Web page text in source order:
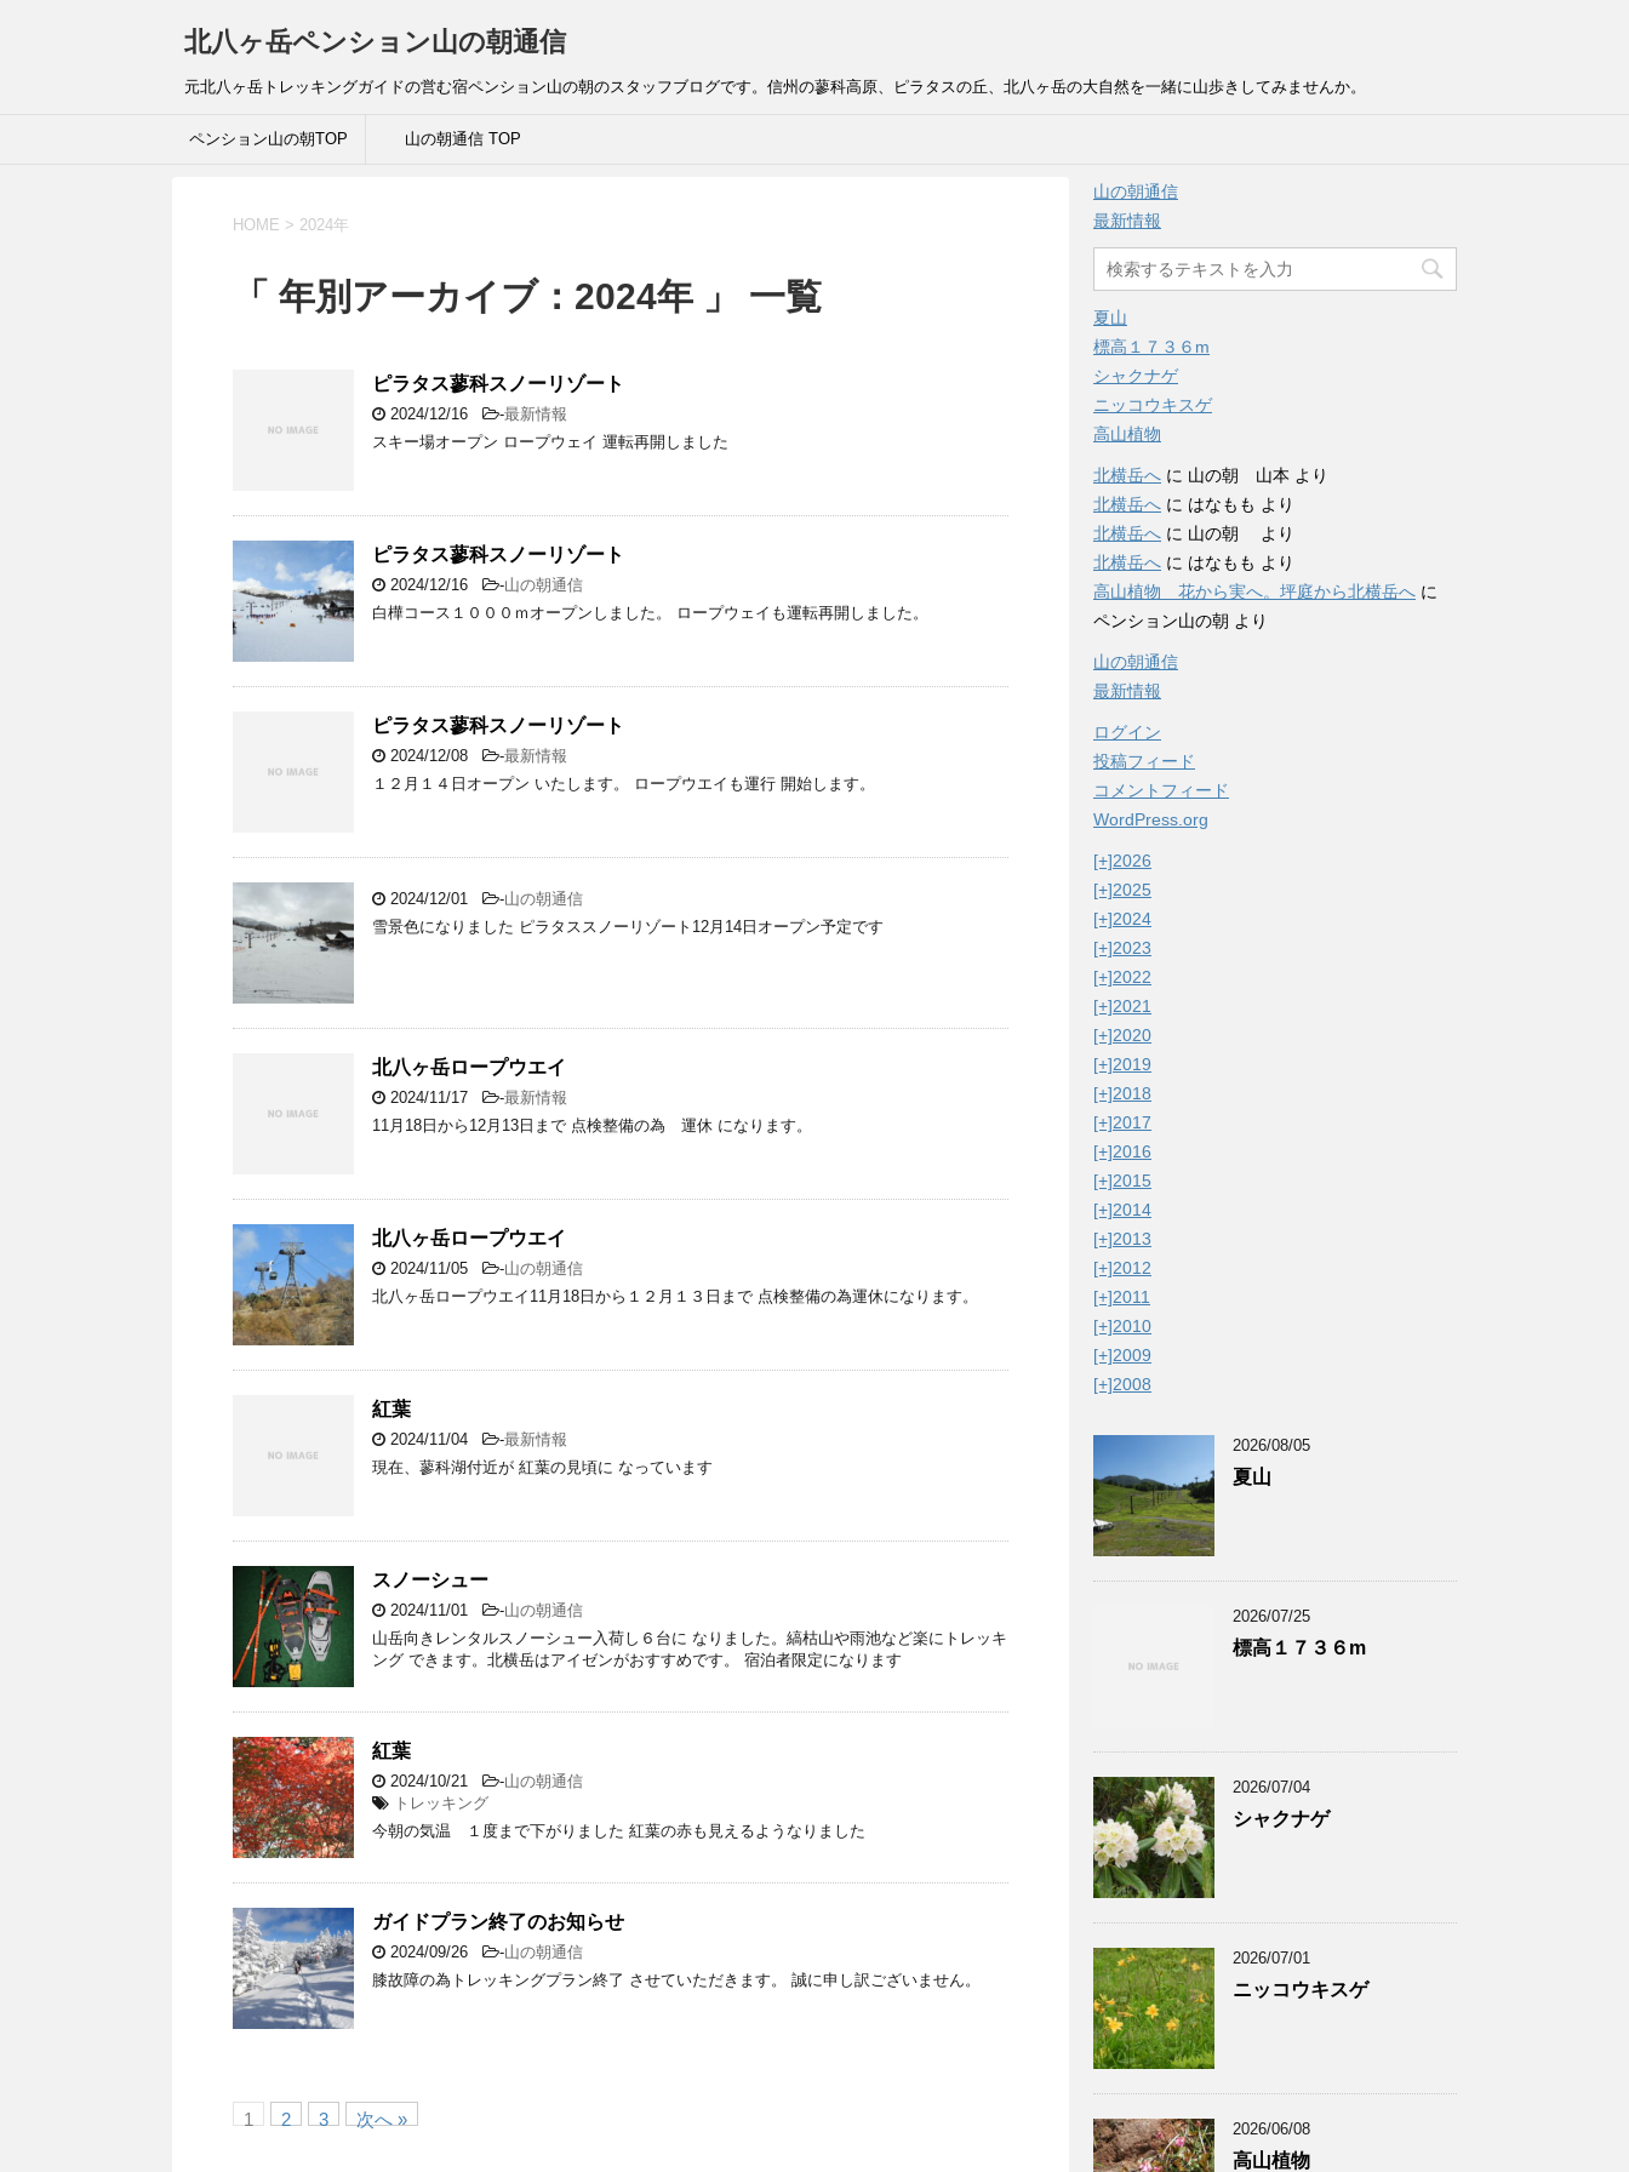
北八ヶ岳ペンション山の朝通信
元北八ヶ岳トレッキングガイドの営む宿ペンション山の朝のスタッフブログです。信州の蓼科高原、ピラタスの丘、北八ヶ岳の大自然を一緒に山歩きしてみませんか。
ペンション山の朝TOP 山の朝通信 TOP
HOME > 2024年
「 年別アーカイブ：2024年 」 一覧
ピラタス蓼科スノーリゾート
2024/12/16 -最新情報
スキー場オープン ロープウェイ 運転再開しました
ピラタス蓼科スノーリゾート
2024/12/16 -山の朝通信
白樺コース１０００ｍオープンしました。 ロープウェイも運転再開しました。
ピラタス蓼科スノーリゾート
2024/12/08 -最新情報
１２月１４日オープン いたします。 ロープウエイも運行 開始します。
2024/12/01 -山の朝通信
雪景色になりました ピラタススノーリゾート12月14日オープン予定です
北八ヶ岳ロープウエイ
2024/11/17 -最新情報
11月18日から12月13日まで 点検整備の為 運休 になります。
北八ヶ岳ロープウエイ
2024/11/05 -山の朝通信
北八ヶ岳ロープウエイ11月18日から１２月１３日まで 点検整備の為運休になります。
紅葉
2024/11/04 -最新情報
現在、蓼科湖付近が 紅葉の見頃に なっています
スノーシュー
2024/11/01 -山の朝通信
山岳向きレンタルスノーシュー入荷し６台に なりました。縞枯山や雨池など楽にトレッキ
ング できます。北横岳はアイゼンがおすすめです。 宿泊者限定になります
紅葉
2024/10/21 -山の朝通信
トレッキング
今朝の気温 １度まで下がりました 紅葉の赤も見えるようなりました
ガイドプラン終了のお知らせ
2024/09/26 -山の朝通信
膝故障の為トレッキングプラン終了 させていただきます。 誠に申し訳ございません。
1 2 3 次へ »
山の朝通信
最新情報
夏山
標高１７３６m
シャクナゲ
ニッコウキスゲ
高山植物
北横岳へ に 山の朝 山本 より
北横岳へ に はなもも より
北横岳へ に 山の朝
より
北横岳へ に はなもも より
高山植物 花から実へ。坪庭から北横岳へ に
ペンション山の朝 より
山の朝通信
最新情報
ログイン
投稿フィード
コメントフィード
WordPress.org
[+]2026
[+]2025
[+]2024
[+]2023
[+]2022
[+]2021
[+]2020
[+]2019
[+]2018
[+]2017
[+]2016
[+]2015
[+]2014
[+]2013
[+]2012
[+]2011
[+]2010
[+]2009
[+]2008
2026/08/05
夏山
2026/07/25
標高１７３６m
2026/07/04
シャクナゲ
2026/07/01
ニッコウキスゲ
2026/06/08
高山植物